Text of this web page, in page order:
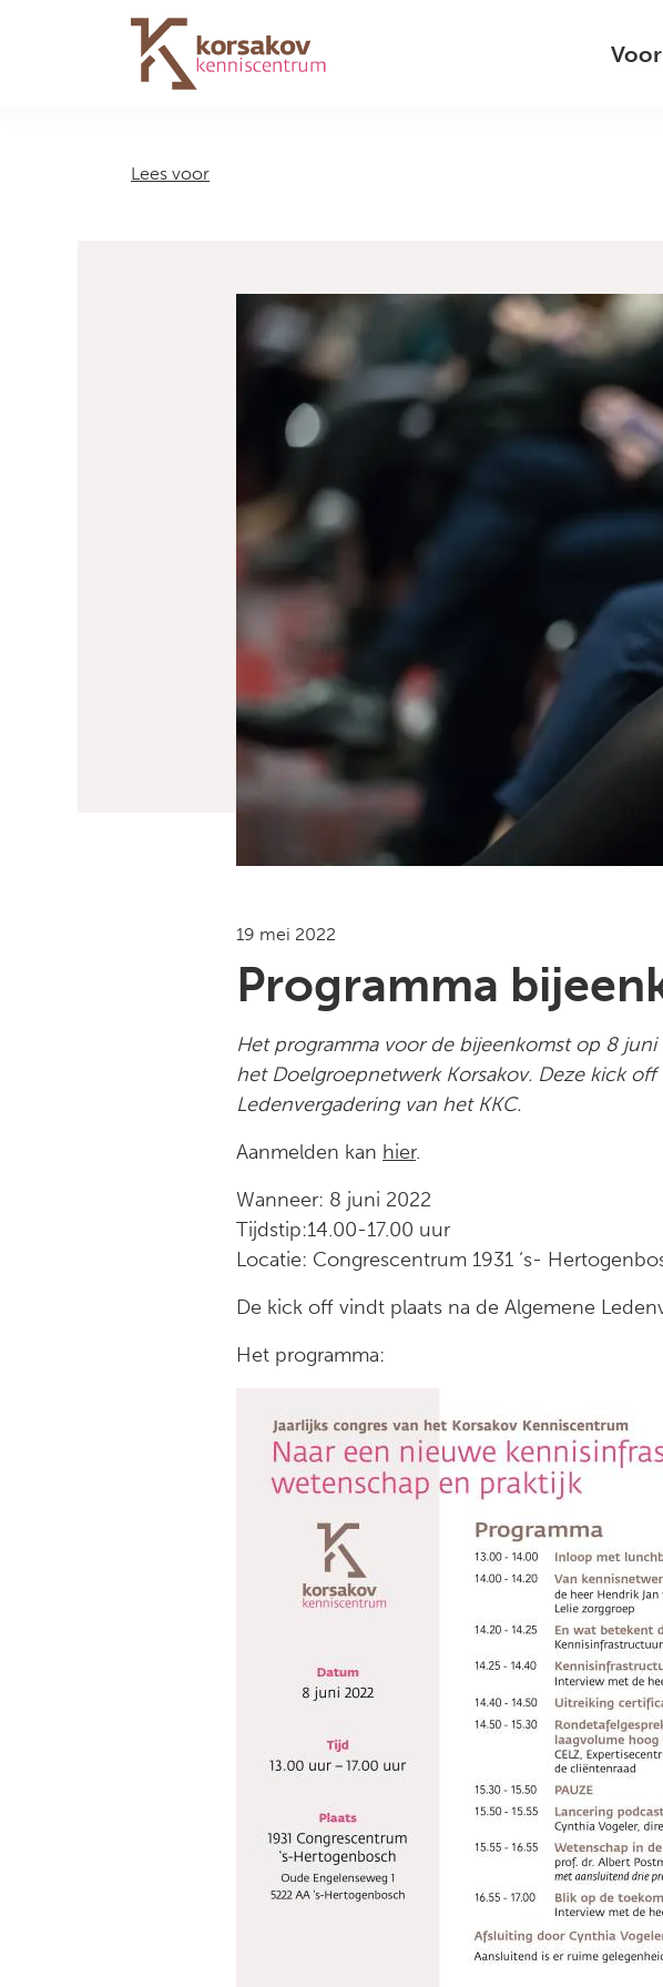
Navigation
Lees voor
19 mei 2022
Programma
Het programma voor de bijeenkomst op 8
het Doelgroepnetwerk Korsakov. Deze kick
Ledenvergadering van het KKC.
Aanmelden kan hier.
Wanneer: 8 juni 2022
Tijdstip:14.00-17.00 uur
Locatie: Congrescentrum 1931 ‘s-
De kick off vindt plaats na de Algemene
Het programma: